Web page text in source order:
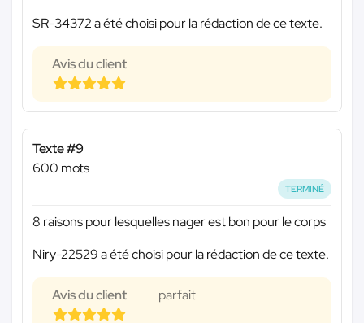
SR-34372 a été choisi pour la rédaction de ce texte.
Avis du client
Texte #9
600 mots
TERMINÉ
8 raisons pour lesquelles nager est bon pour le corps
Niry-22529 a été choisi pour la rédaction de ce texte.
Avis du client parfait